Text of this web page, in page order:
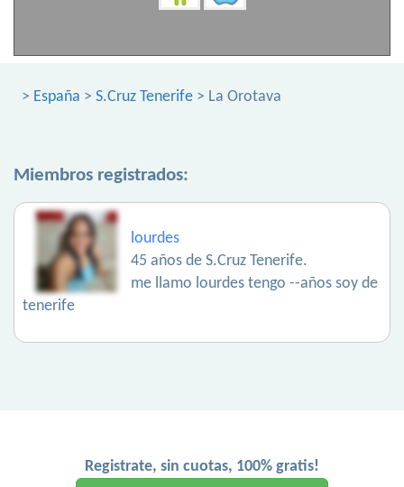
> España > S.Cruz Tenerife > La Orotava
Miembros registrados:
lourdes
45 años de S.Cruz Tenerife.
me llamo lourdes tengo --años soy de
tenerife
Registrate, sin cuotas, 100% gratis!